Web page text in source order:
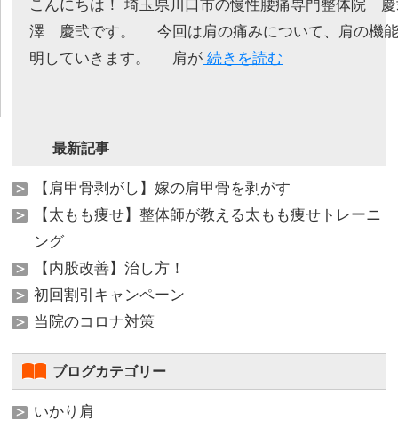
こんにちは！ 埼玉県川口市の慢性腰痛専門整体院
澤 慶弐です。 今回は肩の痛みについて、肩の機能
明していきます。 肩が 続きを読む
最新記事
【肩甲骨剥がし】嫁の肩甲骨を剥がす
【太もも痩せ】整体師が教える太もも痩せトレーニ
ング
【内股改善】治し方！
初回割引キャンペーン
当院のコロナ対策
ブログカテゴリー
いかり肩